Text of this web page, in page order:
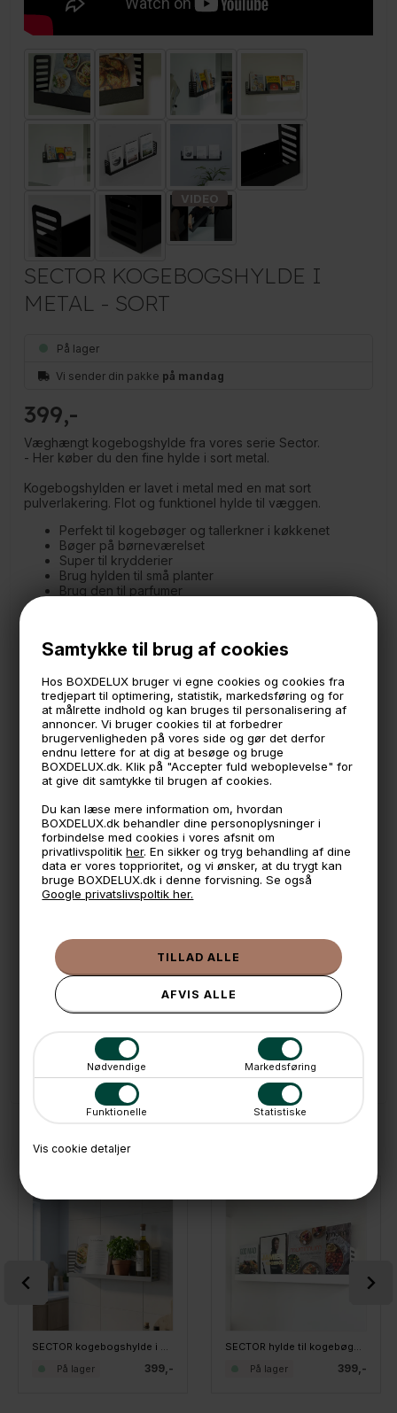
Samtykke til brug af cookies
Hos BOXDELUX bruger vi egne cookies og cookies fra
tredjepart til optimering, statistik, markedsføring og for
at målrette indhold og kan bruges til personalisering af
annoncer. Vi bruger cookies til at forbedrer
brugervenligheden på vores side og gør det derfor
endnu lettere for at dig at besøge og bruge
BOXDELUX.dk. Klik på "Accepter fuld weboplevelse" for
at give dit samtykke til brugen af cookies.
Du kan læse mere information om, hvordan
BOXDELUX.dk behandler dine personoplysninger i
forbindelse med cookies i vores afsnit om
privatlivspolitikher. En sikker og tryg behandling af dine
data er vores topprioritet, og vi ønsker, at du trygt kan
bruge BOXDELUX.dk i denne forvisning. Se også
Google privatslivspoltik her.
Nødvendige Markedsføring
Funktionelle Statistiske
Vis cookie detaljer
SECTOR KOGEBOGSHYLDE I
METAL - SORT
På lager
Vi sender din pakke på mandag
399
Væghængt kogebogshylde fra vores serie Sector.
- Her køber du den fine hylde i sort metal.
Kogebogshylden er lavet i metal med en mat sort
pulverlakering. Flot og funktionel hylde til væggen.
Perfekt til kogebøger og tallerkner i køkkenet
Bøger på børneværelset
Super til krydderier
Brug hylden til små planter
Brug den til parfumer
Måler:
70 cm. bred
15 cm. høj
8 cm. dyb.
Frontstykket er 4 cm høj
- Sector er vores eget mærke, designet og produceret
lige her i Danmark.
Lækkert design og høj kvalitet til gode priser og uden
unødvendig emballage.
- Lavet i metal med en mat grå coating
- Skruer til ophæng medfølger ikke
🕚 Bestil inden 11 & vi sender samme dag på hverdage
🌟 4,9 med over 1200 anmeldelser ★★★★★
📦 Fragtfri v. køb over 999,- ellers fra 49,- med GLS
💳 Betal med
📱 Kundeservice 50446800 (9-12)
Kundeservicemail@boxdelux.dk (24/7)
ANDRE IDÉER
SECTOR kogebogshylde i metal - Grå
399,-
På lager
SECTOR hylde til kogebøger - Hvid
399,-
På lager